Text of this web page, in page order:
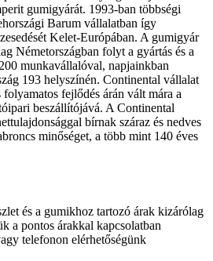
gumigyárát. 1993-ban többségi
Barum vállalatban így
Kelet-Európában. A gumigyár
Németországban folyt a gyártás és a
munkavállalóval, napjainkban
193 helyszínén. Continental vállalat
folyamatos fejlődés árán vált mára a
beszállítójává. A Continental
bírnak száraz és nedves
minőséget, a több mint 140 éves
és a gumikhoz tartozó árak kizárólag
a pontos árakkal kapcsolatban
telefonon elérhetőségünk